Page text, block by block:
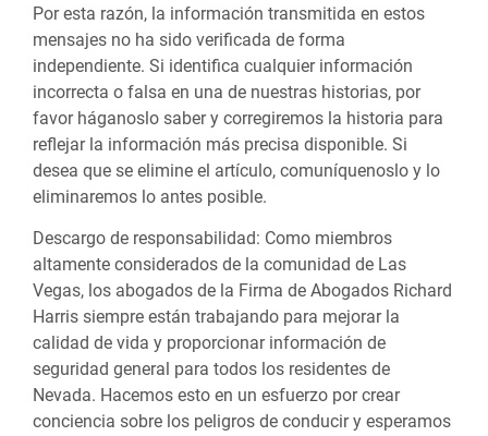
Por esta razón, la información transmitida en estos
mensajes no ha sido verificada de forma
independiente. Si identifica cualquier información
incorrecta o falsa en una de nuestras historias, por
favor háganoslo saber y corregiremos la historia para
reflejar la información más precisa disponible. Si
desea que se elimine el artículo, comuníquenoslo y lo
eliminaremos lo antes posible.
Descargo de responsabilidad: Como miembros
altamente considerados de la comunidad de Las
Vegas, los abogados de la Firma de Abogados Richard
Harris siempre están trabajando para mejorar la
calidad de vida y proporcionar información de
seguridad general para todos los residentes de
Nevada. Hacemos esto en un esfuerzo por crear
conciencia sobre los peligros de conducir y esperamos